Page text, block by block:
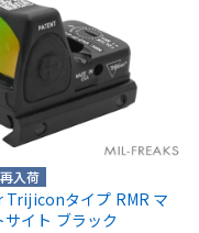
再入荷
タイプ RMR マ
イト ブラック